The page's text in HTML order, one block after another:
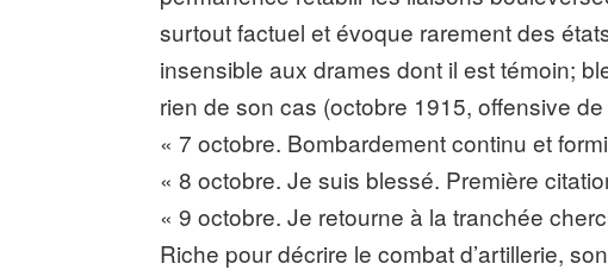
surtout factuel et évoque rarement des
insensible aux drames dont il est témoin;
rien de son cas (octobre 1915, offensive
« 7 octobre. Bombardement continu et
« 8 octobre. Je suis blessé. Première
« 9 octobre. Je retourne à la tranchée
Riche pour décrire le combat d’artillerie,